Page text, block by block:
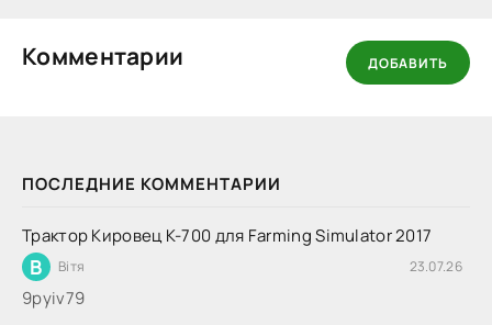
ПОСЛЕДНИЕ КОММЕНТАРИИ
Трактор Кировец К-700 для Farming Simulator 2017
В Вітя 23.07.26
9руіv79
Комментарии ДОБАВИТЬ